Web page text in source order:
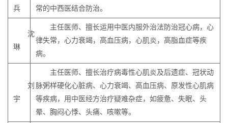
兵
常的中西医结合防治。
沈
琳
主任医师、擅长运用中医内服外治法防治冠心病，心
律失常，心力衰竭，高血压病，心肌炎，高脂血症等疾
病。
刘
宇
主任医师、擅长治疗病毒性心肌炎及后遗症、冠状动
脉粥样硬化心脏病、心力衰竭、高血压病、原发性心肌病
等疾病，用中医经方治疗疑难杂症，如疲惫、失眠、头
晕、胸闷心悸、头痛、咳嗽等。